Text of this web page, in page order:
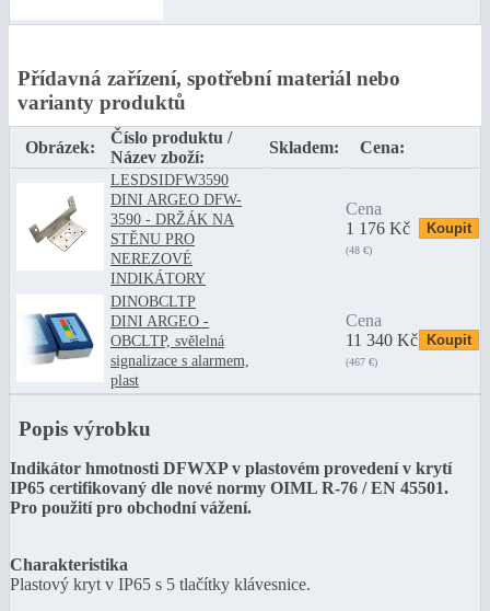
Přídavná zařízení, spotřební materiál nebo
varianty produktů
Obrázek:
Číslo produktu /
Název zboží:
Skladem: Cena:
LESDSIDFW3590
DINI ARGEO DFW-
3590 - DRŽÁK NA
STĚNU PRO
NEREZOVÉ
INDIKÁTORY
Cena
1 176 Kč
(48 €)
DINOBCLTP
DINI ARGEO -
OBCLTP, svělelná
signalizace s alarmem,
plast
Cena
11 340 Kč
(467 €)
Popis výrobku
Indikátor hmotnosti DFWXP v plastovém provedení v krytí
IP65 certifikovaný dle nové normy OIML R-76 / EN 45501.
Pro použití pro obchodní vážení.
Charakteristika
Plastový kryt v IP65 s 5 tlačítky klávesnice.